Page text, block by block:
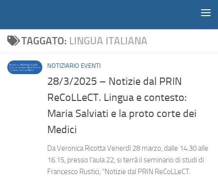
TAGGATO: LINGUA ITALIANA
NOTIZIARIO EVENTI
28/3/2025 – Notizie dal PRIN
ReCoLLeCT. Lingua e contesto:
Maria Salviati e la proto corte dei
Medici
Da Veronica Ricotta Venerdì 28 marzo, dalle 14.30 alle
16.15, presso l’aula 22, si terrà il seminario di studi di
Francesco Rustici, “Notizie dal PRIN ReCoLLeCT.